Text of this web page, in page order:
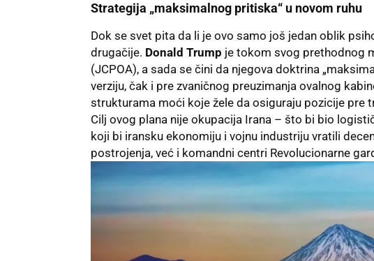
Strategija „maksimalnog pritiska“ u novom ruhu
Dok se svet pita da li je ovo samo još jedan oblik
drugačije. Donald Trump je tokom svog prethodnog
(JCPOA), a sada se čini da njegova doktrina
verziju, čak i pre zvaničnog preuzimanja ovalnog
strukturama moći koje žele da osiguraju pozicije pre
Cilj ovog plana nije okupacija Irana – što bi bio
koji bi iransku ekonomiju i vojnu industriju vratili
postrojenja, već i komandni centri Revolucionarne